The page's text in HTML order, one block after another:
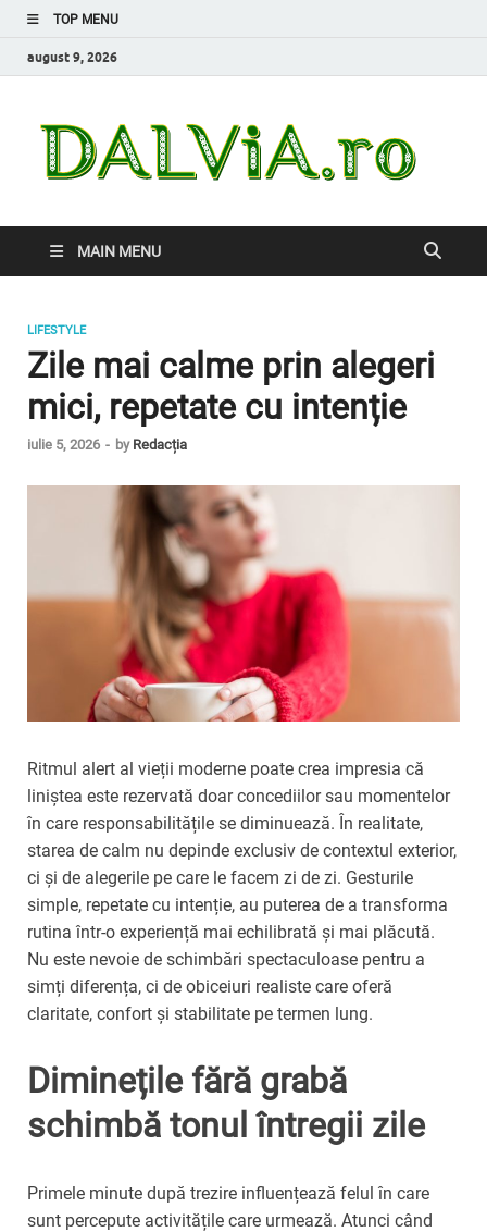
TOP MENU
august 9, 2026
MAIN MENU
LIFESTYLE
Zile mai calme prin alegeri
mici, repetate cu intenție
iulie 5, 2026 - by Redacția
Ritmul alert al vieții moderne poate crea impresia că
liniștea este rezervată doar concediilor sau momentelor
în care responsabilitățile se diminuează. În realitate,
starea de calm nu depinde exclusiv de contextul exterior,
ci și de alegerile pe care le facem zi de zi. Gesturile
simple, repetate cu intenție, au puterea de a transforma
rutina într-o experiență mai echilibrată și mai plăcută.
Nu este nevoie de schimbări spectaculoase pentru a
simți diferența, ci de obiceiuri realiste care oferă
claritate, confort și stabilitate pe termen lung.
Diminețile fără grabă
schimbă tonul întregii zile
Primele minute după trezire influențează felul în care
sunt percepute activitățile care urmează. Atunci când